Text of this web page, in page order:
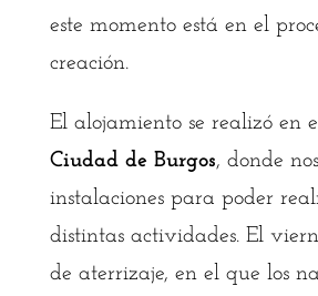
este momento está en el
creación.
El alojamiento se realizó en
Ciudad de Burgos, donde
instalaciones para poder
distintas actividades. El
de aterrizaje, en el que los